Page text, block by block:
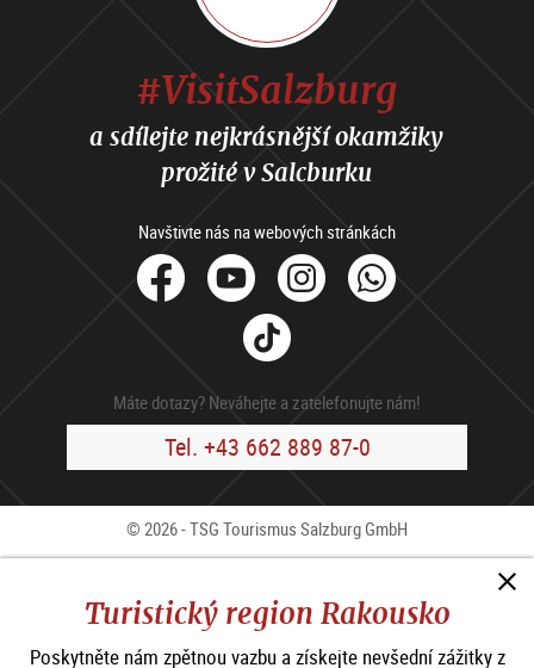
Turistický region Rakousko
Poskytněte nám zpětnou vazbu a získejte nevšední zážitky z
#VisitSalzburg
a sdílejte nejkrásnější okamžiky
prožité v Salcburku
Navštivte nás na webových stránkách
facebook
YoutubeInstagram
Tik
Tok
Máte dotazy? Neváhejte a zatelefonujte nám!
Tel. +43 662 889 87-0
© 2026 - TSG Tourismus Salzburg GmbH
Impressum
V.o.p.